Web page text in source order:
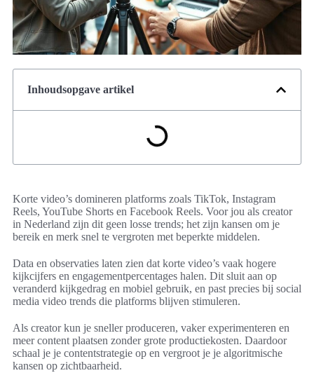
Inhoudsopgave artikel
Korte video’s domineren platforms zoals TikTok, Instagram
Reels, YouTube Shorts en Facebook Reels. Voor jou als creator
in Nederland zijn dit geen losse trends; het zijn kansen om je
bereik en merk snel te vergroten met beperkte middelen.
Data en observaties laten zien dat korte video’s vaak hogere
kijkcijfers en engagementpercentages halen. Dit sluit aan op
veranderd kijkgedrag en mobiel gebruik, en past precies bij social
media video trends die platforms blijven stimuleren.
Als creator kun je sneller produceren, vaker experimenteren en
meer content plaatsen zonder grote productiekosten. Daardoor
schaal je je contentstrategie op en vergroot je je algoritmische
kansen op zichtbaarheid.